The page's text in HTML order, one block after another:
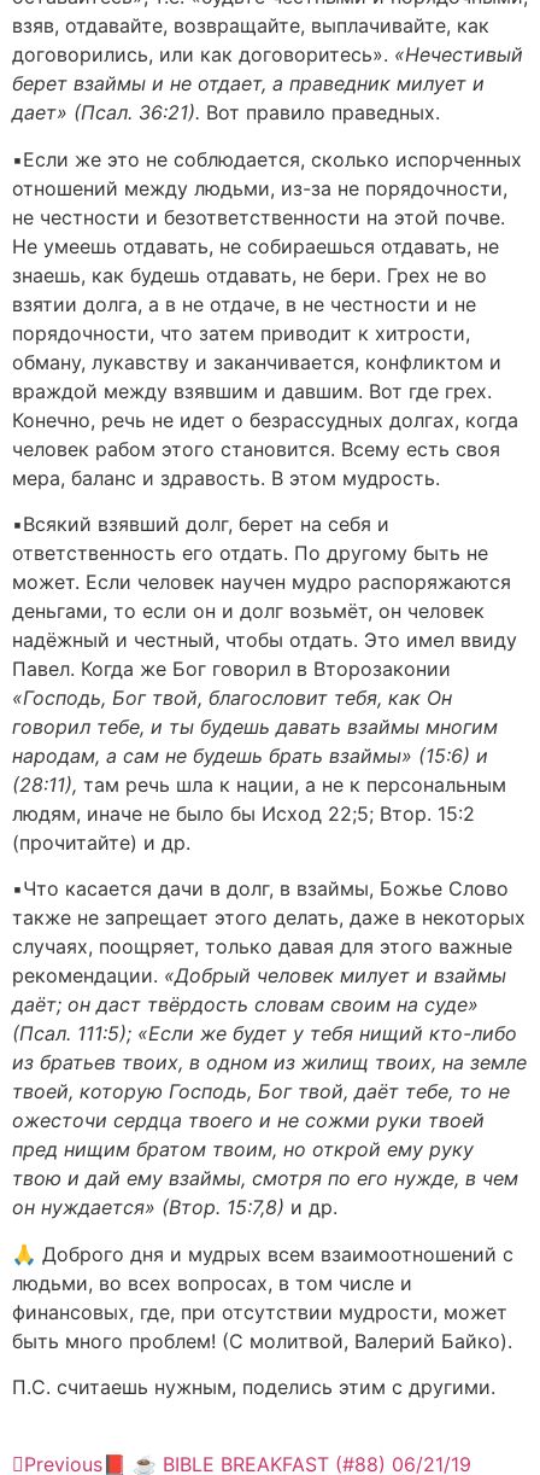
взяв, отдавайте, возвращайте, выплачивайте, как
договорились, или как договоритесь». «Нечестивый
берет взаймы и не отдает, а праведник милует и
дает» (Псал. 36:21). Вот правило праведных.
▪️Если же это не соблюдается, сколько испорченных
отношений между людьми, из-за не порядочности,
не честности и безответственности на этой почве.
Не умеешь отдавать, не собираешься отдавать, не
знаешь, как будешь отдавать, не бери. Грех не во
взятии долга, а в не отдаче, в не честности и не
порядочности, что затем приводит к хитрости,
обману, лукавству и заканчивается, конфликтом и
враждой между взявшим и давшим. Вот где грех.
Конечно, речь не идет о безрассудных долгах, когда
человек рабом этого становится. Всему есть своя
мера, баланс и здравость. В этом мудрость.
▪️Всякий взявший долг, берет на себя и
ответственность его отдать. По другому быть не
может. Если человек научен мудро распоряжаются
деньгами, то если он и долг возьмёт, он человек
надёжный и честный, чтобы отдать. Это имел ввиду
Павел. Когда же Бог говорил в Второзаконии
«Господь, Бог твой, благословит тебя, как Он
говорил тебе, и ты будешь давать взаймы многим
народам, а сам не будешь брать взаймы» (15:6) и
(28:11), там речь шла к нации, а не к персональным
людям, иначе не было бы Исход 22;5; Втор. 15:2
(прочитайте) и др.
▪️Что касается дачи в долг, в взаймы, Божье Слово
также не запрещает этого делать, даже в некоторых
случаях, поощряет, только давая для этого важные
рекомендации. «Добрый человек милует и взаймы
даёт; он даст твёрдость словам своим на суде»
(Псал. 111:5); «Если же будет у тебя нищий кто-либо
из братьев твоих, в одном из жилищ твоих, на земле
твоей, которую Господь, Бог твой, даёт тебе, то не
ожесточи сердца твоего и не сожми руки твоей
пред нищим братом твоим, но открой ему руку
твою и дай ему взаймы, смотря по его нужде, в чем
он нуждается» (Втор. 15:7,8) и др.
🙏 Доброго дня и мудрых всем взаимоотношений с
людьми, во всех вопросах, в том числе и
финансовых, где, при отсутствии мудрости, может
быть много проблем! (С молитвой, Валерий Байко).
П.С. считаешь нужным, поделись этим с другими.
Previous📕 ☕ BIBLE BREAKFAST (#88) 06/21/19